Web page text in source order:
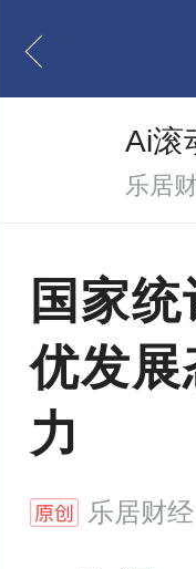
Ai滚
国家
优发
力
乐居财经